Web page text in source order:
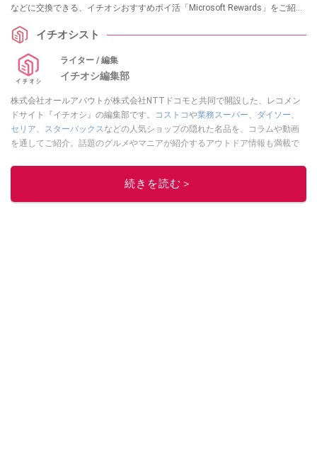
などに交換できる、イチオシおすすめポイ活「Microsoft Rewards」をご紹介
ーザー限定のサービスではないんです！ ぜひこの機会にチェックしてみてく
イチオシスト
ライター / 編集
イチオシ編集部
株式会社オールアバウトが株式会社NTTドコモと共同で開設した、レコメン
ドサイト『イチオシ』の編集部です。
コストコや業務スーパー、 ダイソー、
セリア、 スターバックスなどの人気ショップの隠れた名品を、コラムや動画
を通してご紹介。話題のグルメやマニアが紹介するアウトドア情報も満載で
レビューしています。毎日トレンド情報をお届けしているので、ぜひ
してください！続きを読む＞